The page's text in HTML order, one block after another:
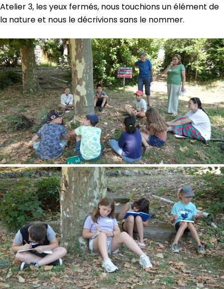
Atelier 3, les yeux fermés, nous touchions un élément de
la nature et nous le décrivions sans le nommer.